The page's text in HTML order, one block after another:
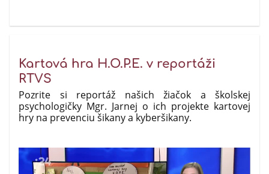
Kartová hra H.O.P.E. v reportáži
RTVS
Pozrite si reportáž našich žiačok a školskej
psychologičky Mgr. Jarnej o ich projekte kartovej
hry na prevenciu šikany a kyberšikany.